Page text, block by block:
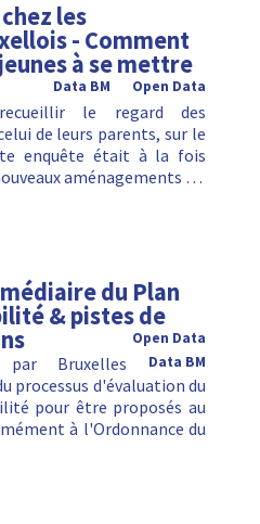
les
- Comment
à se mettre
Open Data
Data BM
le regard des
de leurs parents, sur le
enquête était à la fois
aménagements …
du Plan
& pistes de
Open Data
Data BM
par Bruxelles
processus d'évaluation du
pour être proposés au
à l'Ordonnance du